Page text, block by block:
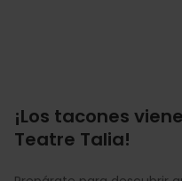
¡Los tacones
Teatre Talia!